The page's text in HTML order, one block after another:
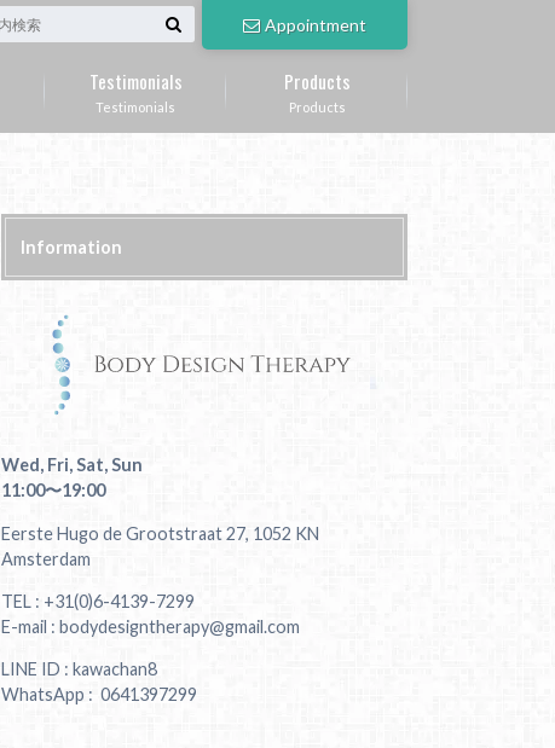
Appointment
Testimonials
Testimonials
Products
Products
Information
Wed, Fri, Sat, Sun
11:00〜19:00
Eerste Hugo de Grootstraat 27, 1052 KN
Amsterdam
TEL : +31(0)6-4139-7299
E-mail : bodydesigntherapy@gmail.com
LINE ID : kawachan8
WhatsApp : 0641397299